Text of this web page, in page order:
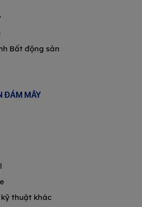
Bất động sản
ĐÁM MÂY
thuật khác